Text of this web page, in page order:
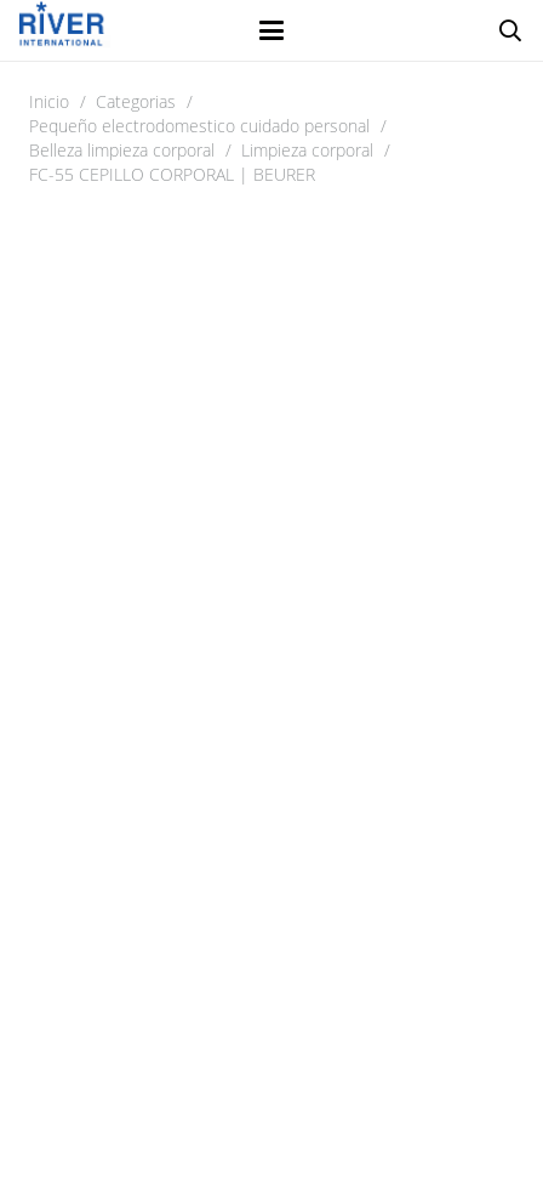
Inicio / Categorias /
Pequeño electrodomestico cuidado personal /
Belleza limpieza corporal / Limpieza corporal /
FC-55 CEPILLO CORPORAL | BEURER